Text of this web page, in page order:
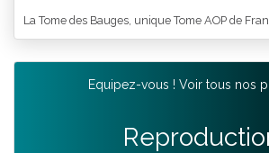
La Tome des Bauges, unique Tome AOP de
Equipez-vous ! Voir tous nos